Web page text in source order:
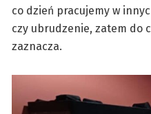
co dzień pracujemy w
czy ubrudzenie, zatem do
zaznacza.